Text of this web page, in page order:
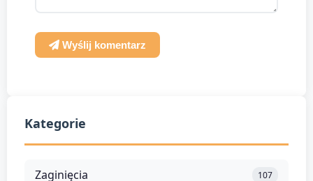
Wyślij komentarz
Kategorie
Zaginięcia 107